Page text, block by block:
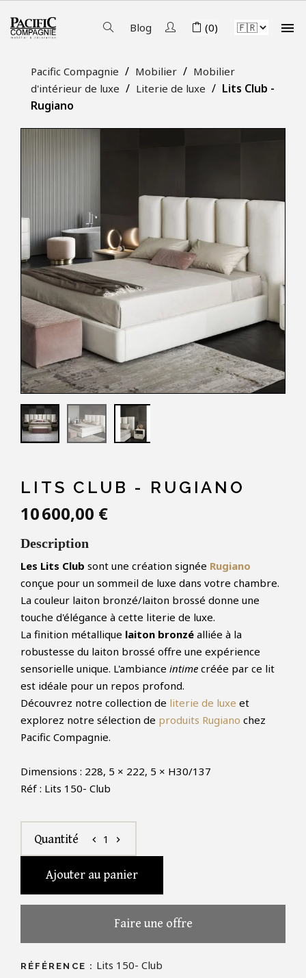
Blog (0) 
Pacific Compagnie Mobilier
Mobilier
d'intérieur de luxe
Literie de luxe
Lits Club -
Rugiano
LITS CLUB - RUGIANO
10 600,00 €
Description
Les Lits Club sont une création signée Rugiano
conçue pour un sommeil de luxe dans votre chambre.
La couleur laiton bronzé/laiton brossé donne une
touche d'élégance à cette literie de luxe.
La finition métallique laiton bronzé alliée à la
robustesse du laiton brossé offre une expérience
sensorielle unique. L'ambiance intime créée par ce lit
est idéale pour un repos profond.
Découvrez notre collection de literie de luxe et
explorez notre sélection de produits Rugiano chez
Pacific Compagnie.
Dimensions : 228, 5 × 222, 5 × H30/137
Réf : Lits 150- Club
Quantité chevron_left 1 chevron_right
Ajouter au panier
Faire une offre
RÉFÉRENCE : Lits 150- Club